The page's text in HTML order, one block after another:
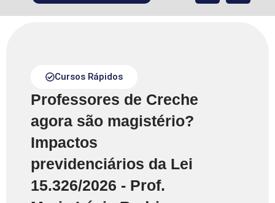
Cursos Rápidos
Professores de Creche
agora são magistério?
Impactos
previdenciários da Lei
15.326/2026 - Prof.